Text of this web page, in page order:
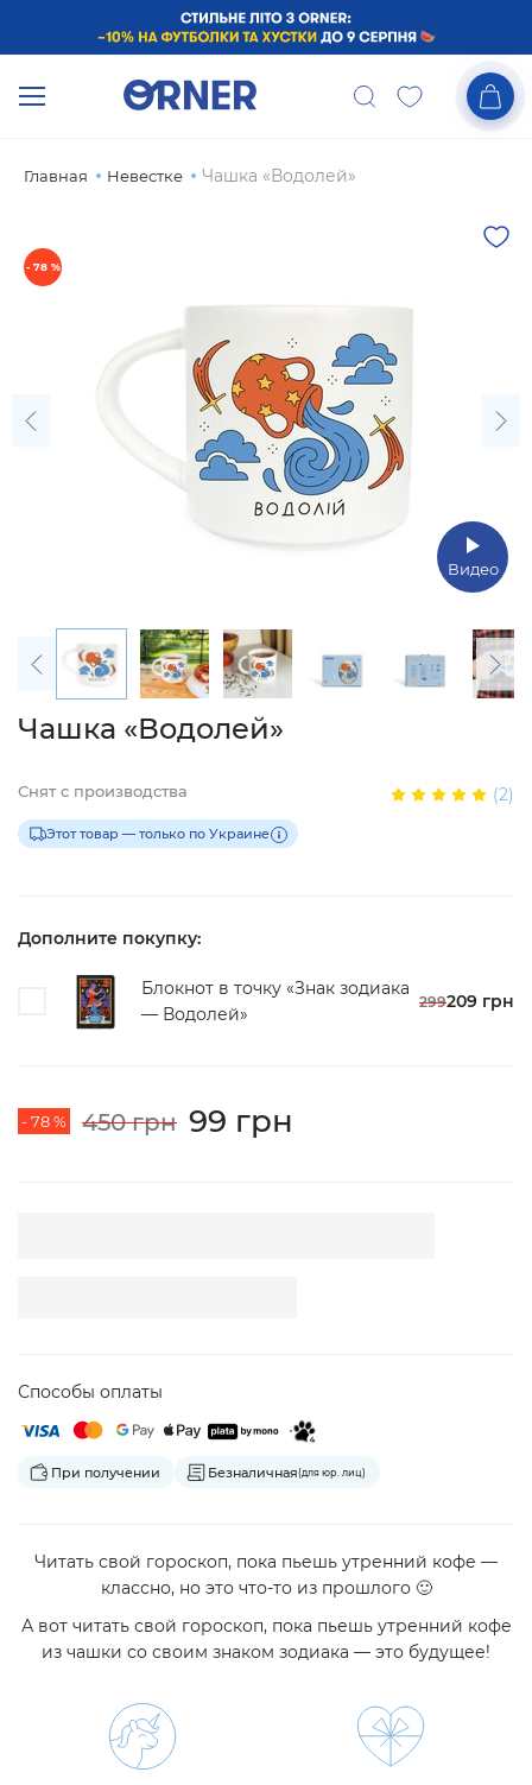
Главная Невестке Чашка «Водолей»
- 78 %
Видео
Чашка «Водолей»
Снят с производства (2)
Этот товар — только по Украине
Дополните покупку:
Блокнот в точку «Знак зодиака
— Водолей»
299209 грн
- 78 % 450 грн 99 грн
Способы оплаты
При получении Безналичная(для юр. лиц)
Читать свой гороскоп, пока пьешь утренний кофе —
классно, но это что-то из прошлого 🙂
А вот читать свой гороскоп, пока пьешь утренний кофе
из чашки со своим знаком зодиака — это будущее!